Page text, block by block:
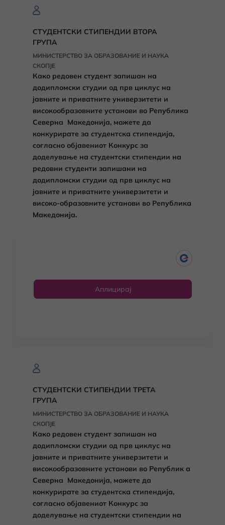
СТУДЕНТСКИ СТИПЕНДИИ ВТОРА
ГРУПА
МИНИСТЕРСТВО ЗА ОБРАЗОВАНИЕ И НАУКА
СКОПЈЕ
Како редовен студент запишан на
додипломски студии од прв циклус на
јавните и приватните универзитети и
високообразовните установи во Република
Северна Македонија, можете да
конкурирате за студентска стипендија,
согласно објавениот Конкурс за
доделување на студентски стипендии на
редовни студенти запишани на
додипломски студии од прв циклус на
јавните и приватните универзитети и
високо-образовните установи во Република
Македонија.
Аплицирај
СТУДЕНТСКИ СТИПЕНДИИ ТРЕТА
ГРУПА
МИНИСТЕРСТВО ЗА ОБРАЗОВАНИЕ И НАУКА
СКОПЈЕ
Како редовен студент запишан на
додипломски студии од прв циклус на
јавните и приватните универзитети и
високообразовните установи во Републик а
Северна Македонија, можете да
конкурирате за студентска стипендија,
согласно објавениот Конкурс за
доделување на студентски стипендии на